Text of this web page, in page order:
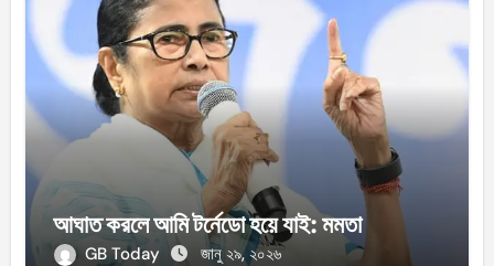
আঘাত করলে আমি টর্নেডো হয়ে যাই: মমতা
GB Today জানু ২৯, ২০২৬